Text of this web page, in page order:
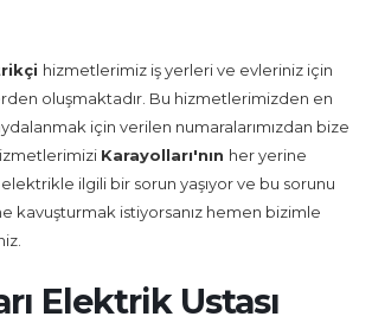
hizmetlerimiz iş yerleri ve evleriniz için
oluşmaktadır. Bu hizmetlerimizden en
için verilen numaralarımızdan bize
Karayolları'nın her yerine
ilgili bir sorun yaşıyor ve bu sorunu
kavuşturmak istiyorsanız hemen bizimle
Elektrik Ustası